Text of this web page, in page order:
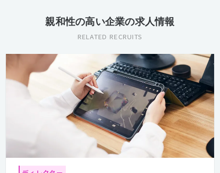
親和性の高い企業の求人情報
RELATED RECRUITS